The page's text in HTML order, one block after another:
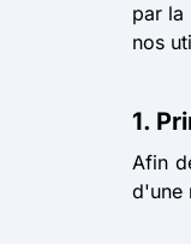
par la
nos
1.
Afin
d'une